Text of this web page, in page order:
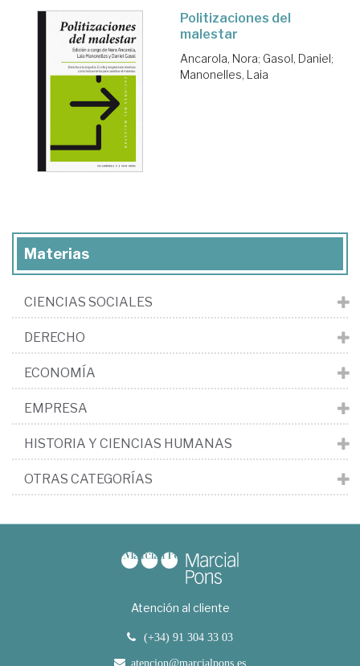
Politizaciones del
malestar
Ancarola, Nora; Gasol, Daniel;
Manonelles, Laia
Materias
CIENCIAS SOCIALES
DERECHO
ECONOMÍA
EMPRESA
HISTORIA Y CIENCIAS HUMANAS
OTRAS CATEGORÍAS
Atención al cliente
(+34) 91 304 33 03
atencion@marcialpons.es